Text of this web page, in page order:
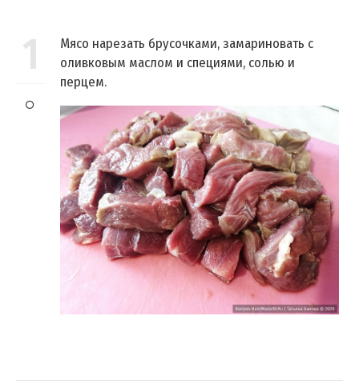
1
Мясо нарезать брусочками, замариновать с
оливковым маслом и специями, солью и
перцем.